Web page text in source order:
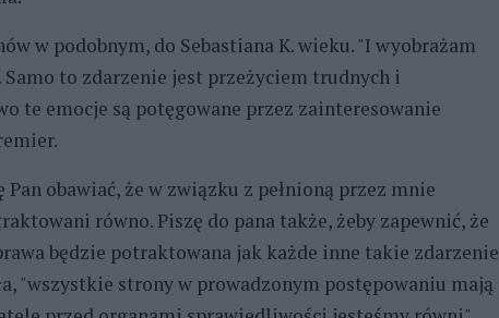
w podobnym, do Sebastiana K. wieku. "I wyobrażam
Samo to zdarzenie jest przeżyciem trudnych i
te emocje są potęgowane przez zainteresowanie
obawiać, że w związku z pełnioną przez mnie
równo. Piszę do pana także, żeby zapewnić, że
będzie potraktowana jak każde inne takie zdarzenie
"wszystkie strony w prowadzonym postępowaniu mają